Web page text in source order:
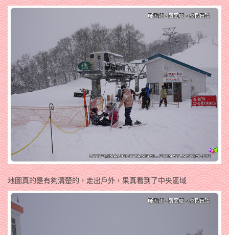
地圖真的是有夠清楚的，走出戶外，果真看到了中央區域